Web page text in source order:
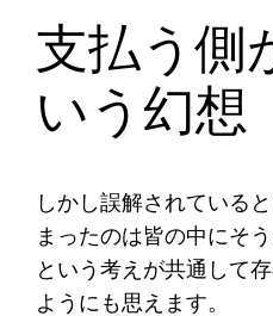
支払う側
いう幻想
しかし誤解されている
まったのは皆の中にそ
という考えが共通して
ようにも思えます。